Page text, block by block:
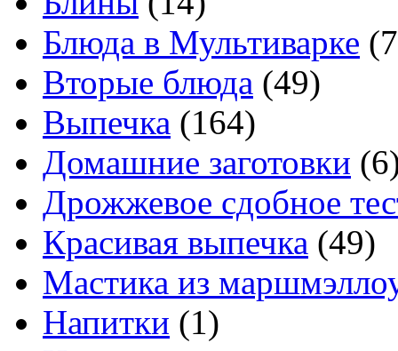
Блюда в Мультиварке
Вторые блюда (49)
Выпечка (164)
Домашние заготовки
Дрожжевое сдобное
Красивая выпечка (49)
Мастика из
Напитки (1)